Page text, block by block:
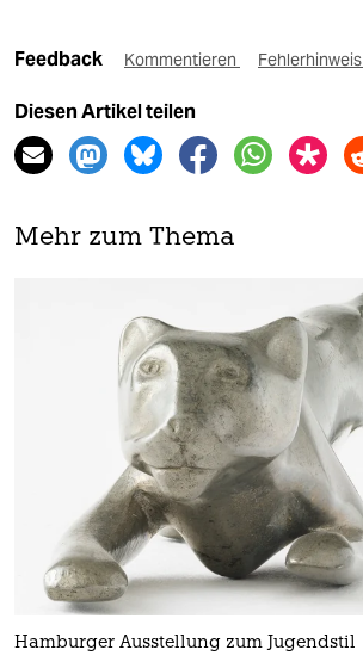
Feedback Kommentieren Fehlerhinweis
Diesen Artikel teilen
Mehr zum Thema
Hamburger Ausstellung zum Jugendstil